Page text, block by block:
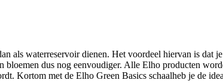
als waterreservoir dienen. Het voordeel hiervan is dat
dus nog eenvoudiger. Alle Elho producten
Kortom met de Elho Green Basics schaalheb je de